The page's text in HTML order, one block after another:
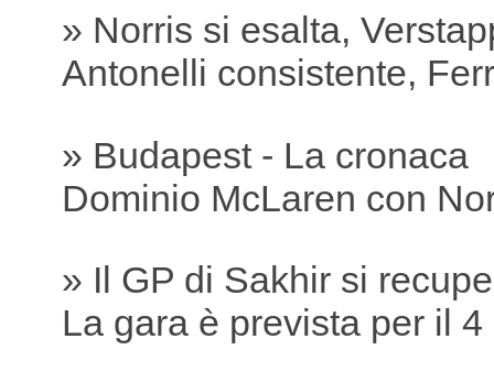
» Norris si esalta,
Antonelli consistente,
» Budapest - La cronaca
Dominio McLaren con
» Il GP di Sakhir si
La gara è prevista per il 4